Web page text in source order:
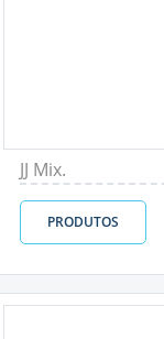
JJ Mix.
PRODUTOS